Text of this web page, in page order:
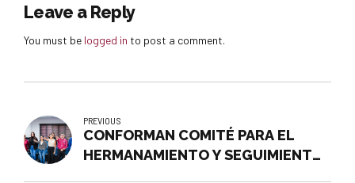
Leave a Reply
You must be logged in to post a comment.
PREVIOUS
CONFORMAN COMITÉ PARA EL
HERMANAMIENTO Y SEGUIMIENTO